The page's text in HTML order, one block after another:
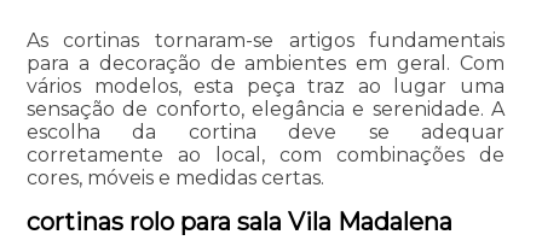
As cortinas tornaram-se artigos fundamentais
para a decoração de ambientes em geral. Com
vários modelos, esta peça traz ao lugar uma
sensação de conforto, elegância e serenidade. A
escolha da cortina deve se adequar
corretamente ao local, com combinações de
cores, móveis e medidas certas.
cortinas rolo para sala Vila Madalena